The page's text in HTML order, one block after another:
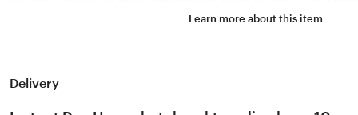
Melalui sistem 🎉 yang kami kembangkan, platform
pondasi penting bagi kemajuan industri kreatif nasional
berkembang pesat di pasar global. Dengan dukungan
Learn more about this item
Delivery